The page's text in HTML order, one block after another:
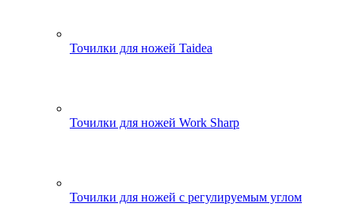
Точилки для ножей Taidea
Точилки для ножей Work Sharp
Точилки для ножей с регулируемым углом